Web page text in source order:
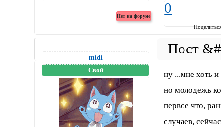
0
midi
Свой
ну ...мне хоть и
но молодежь
первое что,
случаев,